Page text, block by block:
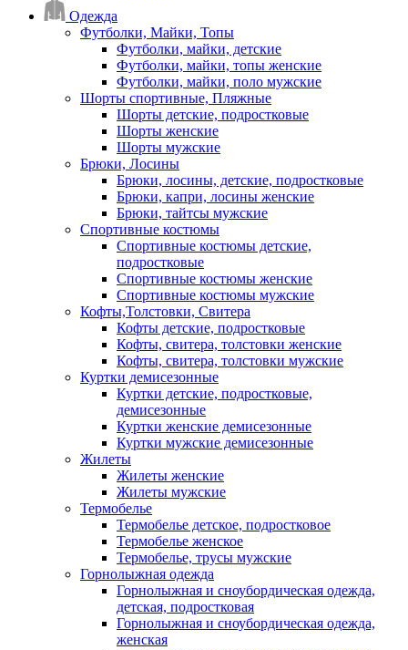
Одежда
Футболки, Майки, Топы
Футболки, майки, детские
Футболки, майки, топы женские
Футболки, майки, поло мужские
Шорты спортивные, Пляжные
Шорты детские, подростковые
Шорты женские
Шорты мужские
Брюки, Лосины
Брюки, лосины, детские, подростковые
Брюки, капри, лосины женские
Брюки, тайтсы мужские
Спортивные костюмы
Спортивные костюмы детские,
подростковые
Спортивные костюмы женские
Спортивные костюмы мужские
Кофты,Толстовки, Свитера
Кофты детские, подростковые
Кофты, свитера, толстовки женские
Кофты, свитера, толстовки мужские
Куртки демисезонные
Куртки детские, подростковые,
демисезонные
Куртки женские демисезонные
Куртки мужские демисезонные
Жилеты
Жилеты женские
Жилеты мужские
Термобелье
Термобелье детское, подростковое
Термобелье женское
Термобелье, трусы мужские
Горнолыжная одежда
Горнолыжная и сноубордическая одежда,
детская, подростковая
Горнолыжная и сноубордическая одежда,
женская